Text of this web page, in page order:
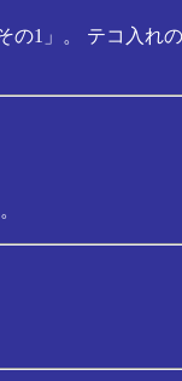
1」。 テコ入